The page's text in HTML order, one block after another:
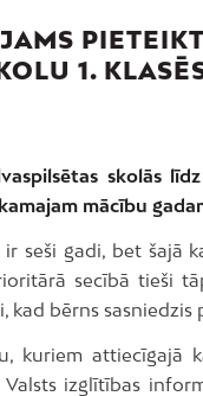
1.
skolās
mācību
seši gadi, bet šajā
secībā tieši
kad bērns sasniedzis
kuriem attiecīgajā
izglītības